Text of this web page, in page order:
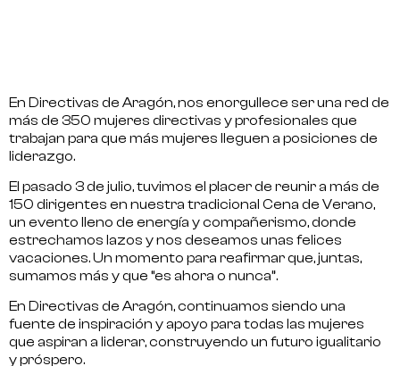
En Directivas de Aragón, nos enorgullece ser una red de
más de 350 mujeres directivas y profesionales que
trabajan para que más mujeres lleguen a posiciones de
liderazgo.
El pasado 3 de julio, tuvimos el placer de reunir a más de
150 dirigentes en nuestra tradicional Cena de Verano,
un evento lleno de energía y compañerismo, donde
estrechamos lazos y nos deseamos unas felices
vacaciones.Un momento para reafirmar que, juntas,
sumamos más y que “es ahora o nunca”.
En Directivas de Aragón, continuamos siendo una
fuente de inspiración y apoyo para todas las mujeres
que aspiran a liderar, construyendo un futuro igualitario
y próspero.